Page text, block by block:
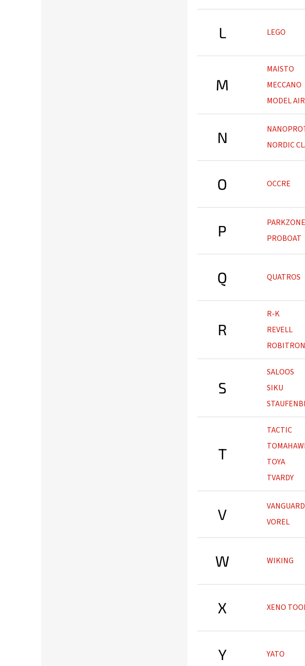
L LEGO
M
MAISTO
MECCANO
MODEL
N
NORDIC
O OCCRE
P PARKZONE
PROBOAT
Q QUATROS
R
R-K
REVELL
S
SALOOS
SIKU
T
TACTIC
TOYA
TVARDY
V
VOREL
W WIKING
X XENO
Y YATO